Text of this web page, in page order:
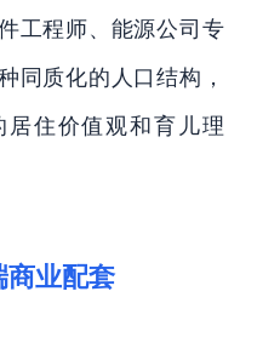
工程师、能源公司专
同质化的人口结构，
住价值观和育儿理
商业配套